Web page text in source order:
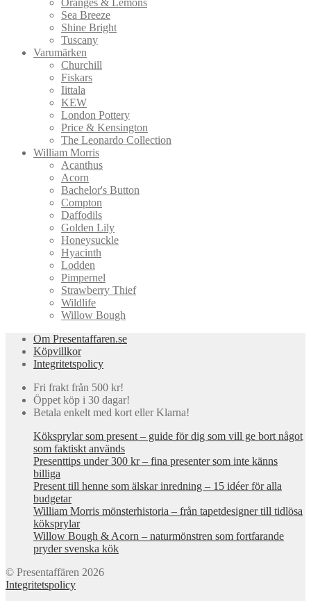
Oranges & Lemons
Sea Breeze
Shine Bright
Tuscany
Varumärken
Churchill
Fiskars
Iittala
KEW
London Pottery
Price & Kensington
The Leonardo Collection
William Morris
Acanthus
Acorn
Bachelor's Button
Compton
Daffodils
Golden Lily
Honeysuckle
Hyacinth
Lodden
Pimpernel
Strawberry Thief
Wildlife
Willow Bough
Om Presentaffaren.se
Köpvillkor
Integritetspolicy
Fri frakt från 500 kr!
Öppet köp i 30 dagar!
Betala enkelt med kort eller Klarna!
Köksprylar som present – guide för dig som vill ge bort något
som faktiskt används
Presenttips under 300 kr – fina presenter som inte känns
billiga
Present till henne som älskar inredning – 15 idéer för alla
budgetar
William Morris mönsterhistoria – från tapetdesigner till tidlösa
köksprylar
Willow Bough & Acorn – naturmönstren som fortfarande
pryder svenska kök
© Presentaffären 2026
Integritetspolicy